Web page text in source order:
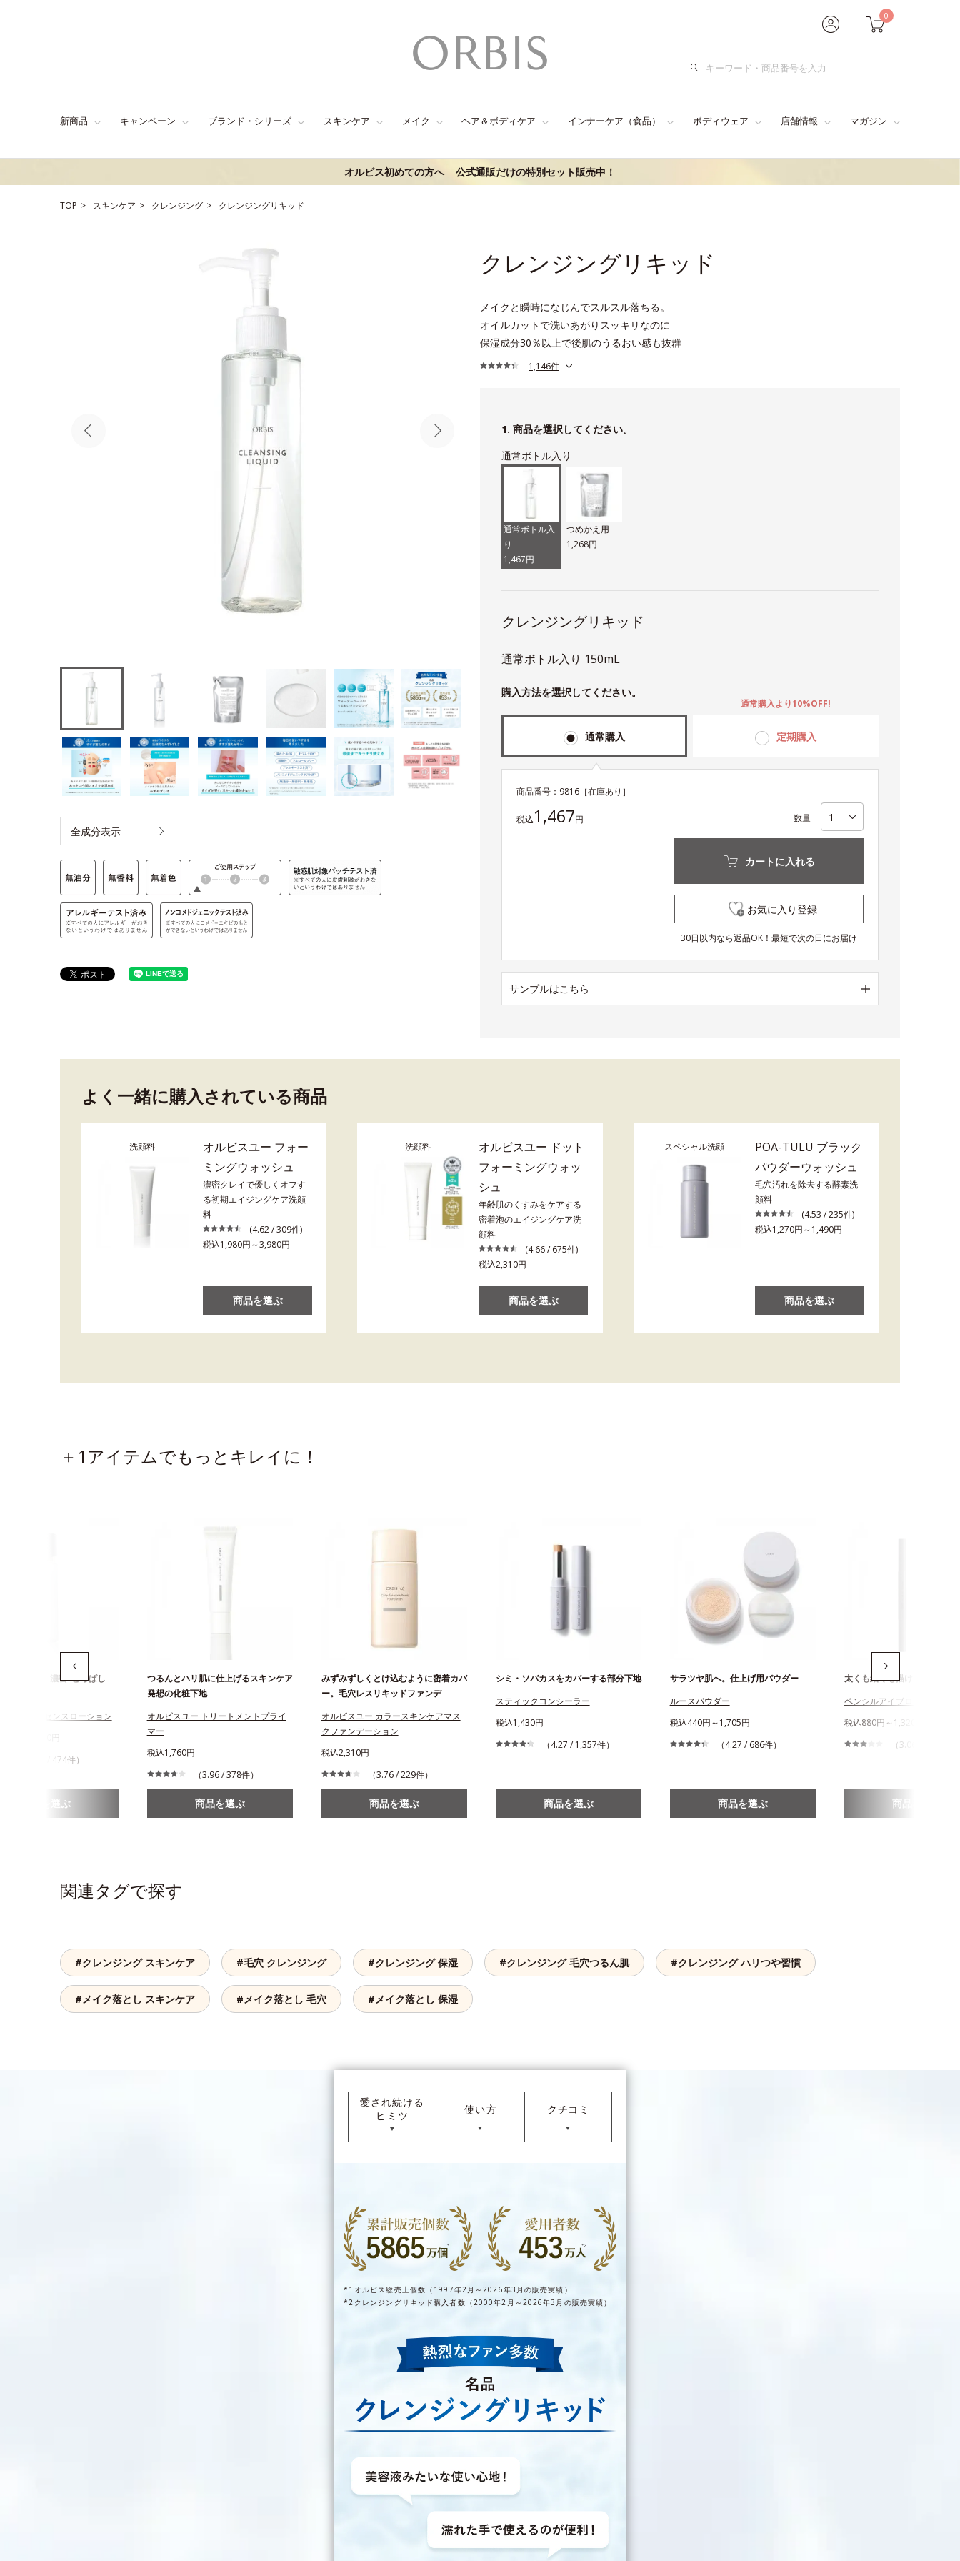
0
検
新商品 キャンペーン ブランド・シリーズ スキンケア メイク ヘア＆ボディケア インナーケア（食品） ボディウェア 店舗情報 マガジン
オルビス初めての方へ 公式通販だけの特別セット販売中！
TOP スキンケア クレンジング クレンジングリキッド
クレンジングリキッド
メイクと瞬時になじんでスルスル落ちる。
オイルカットで洗いあがりスッキリなのに
保湿成分30％以上で後肌のうるおい感も抜群
1,146件
全成分表示
1. 商品を選択してください。
通常ボトル入り
通常ボトル入
り
1,467円
つめかえ用
1,268円
クレンジングリキッド
通常ボトル入り 150mL
購入方法を選択してください。
通常購入 定期購入
通常購入より10%OFF!
商品番号： 9816 ［在庫あり］
税込1,467円 数量
カートに入れる
お気に入り登録
30日以内なら返品OK！最短で次の日にお届け
サンプルはこちら
よく一緒に購入されている商品
洗顔料
オルビスユー フォー
ミングウォッシュ
濃密クレイで優しくオフす
る初期エイジングケア洗顔
料
(4.62 / 309件)
税込1,980円～3,980円
商品を選ぶ
洗顔料
オルビスユー ドット
フォーミングウォッ
シュ
年齢肌のくすみをケアする
密着泡のエイジングケア洗
顔料
(4.66 / 675件)
税込2,310円
商品を選ぶ
スペシャル洗顔
POA-TULU ブラック
パウダーウォッシュ
毛穴汚れを除去する酵素洗
顔料
(4.53 / 235件)
税込1,270円～1,490円
商品を選ぶ
＋1アイテムでもっとキレイに！
を届ける、濃密"とろぱし
ユー エッセンスローション
円～2,970円
（4.49 / 474件）
商品を選ぶ
つるんとハリ肌に仕上げるスキンケア
発想の化粧下地
オルビスユー トリートメントプライ
マー
税込1,760円
（3.96 / 378件）
商品を選ぶ
みずみずしくとけ込むように密着カバ
ー。毛穴レスリキッドファンデ
オルビスユー カラースキンケアマス
クファンデーション
税込2,310円
（3.76 / 229件）
商品を選ぶ
シミ・ソバカスをカバーする部分下地
スティックコンシーラー
税込1,430円
（4.27 / 1,357件）
商品を選ぶ
サラツヤ肌へ。仕上げ用パウダー
ルースパウダー
税込440円～1,705円
（4.27 / 686件）
商品を選ぶ
太くも細くも描けるアイブロ
ペンシルアイブローN
税込880円～1,320円
（3.06 / 879件）
商品を選ぶ
関連タグで探す
#クレンジング スキンケア #毛穴 クレンジング #クレンジング 保湿 #クレンジング 毛穴つるん肌 #クレンジング ハリつや習慣
#メイク落とし スキンケア #メイク落とし 毛穴 #メイク落とし 保湿
うるおいクレンジング
ています。
*2 ノンコメドジェニックテスト済＝すべての人にコメド（ニキビのもと）
ができないというわけではありません。
愛され続ける
ヒミツ
▼
使い方
▼
クチコミ
▼
オルビス総売上個数（1997年2月～2026年3月の販売実績）
クレンジングリキッド購入者数（2000年2月～2026年3月の販売実績）